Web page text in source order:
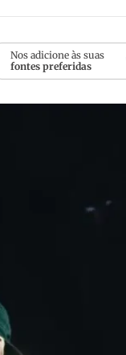
Nos adicione às suas
fontes preferidas